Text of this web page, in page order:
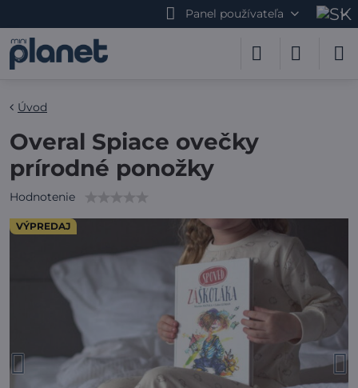
Panel používateľa
VÝPREDAJ
Úvod
Overal Spiace ovečky
prírodné ponožky
Hodnotenie